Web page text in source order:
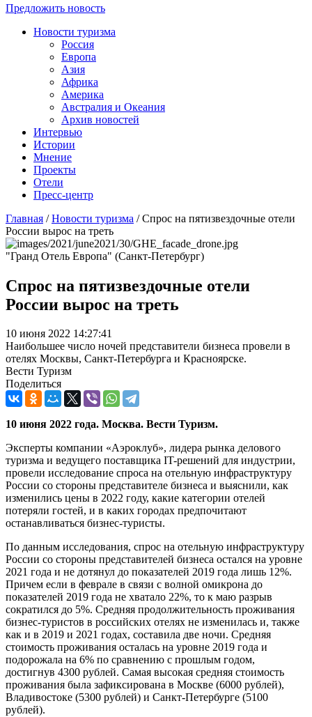
Предложить новость
Новости туризма
Россия
Европа
Азия
Африка
Америка
Австралия и Океания
Архив новостей
Интервью
Истории
Мнение
Проекты
Отели
Пресс-центр
Главная /Новости туризма /Спрос на пятизвездочные отели
России вырос на треть
"Гранд Отель Европа" (Санкт-Петербург)
Спрос на пятизвездочные отели
России вырос на треть
10 июня 2022 14:27:41
Наибольшее число ночей представители бизнеса провели в
отелях Москвы, Санкт-Петербурга и Красноярске.
Вести Туризм
Поделиться
10 июня 2022 года. Москва. Вести Туризм.
Эксперты компании «Аэроклуб», лидера рынка делового
туризма и ведущего поставщика IT-решений для индустрии,
провели исследование спроса на отельную инфраструктуру
России со стороны представителе бизнеса и выяснили, как
изменились цены в 2022 году, какие категории отелей
потеряли гостей, и в каких городах предпочитают
останавливаться бизнес-туристы.
По данным исследования, спрос на отельную инфраструктуру
России со стороны представителей бизнеса остался на уровне
2021 года и не дотянул до показателей 2019 года лишь 12%.
Причем если в феврале в связи с волной омикрона до
показателей 2019 года не хватало 22%, то к маю разрыв
сократился до 5%. Средняя продолжительность проживания
бизнес-туристов в российских отелях не изменилась и, также
как и в 2019 и 2021 годах, составила две ночи. Средняя
стоимость проживания осталась на уровне 2019 года и
подорожала на 6% по сравнению с прошлым годом,
достигнув 4300 рублей. Самая высокая средняя стоимость
проживания была зафиксирована в Москве (6000 рублей),
Владивостоке (5300 рублей) и Санкт-Петербурге (5100
рублей).